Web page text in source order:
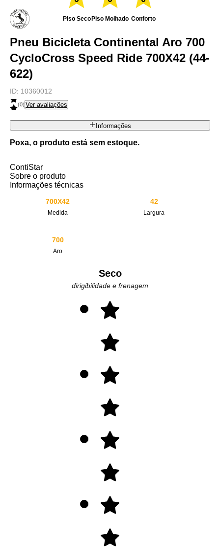
Piso Seco Piso Molhado Conforto
Pneu Bicicleta Continental Aro 700
CycloCross Speed Ride 700X42 (44-
622)
ID: 10360012
(0) Ver avaliações
Informações
Poxa, o produto está sem estoque.
ContiStar
Sobre o produto
Informações técnicas
700X42
Medida
42
Largura
700
Aro
Seco
dirigibilidade e frenagem